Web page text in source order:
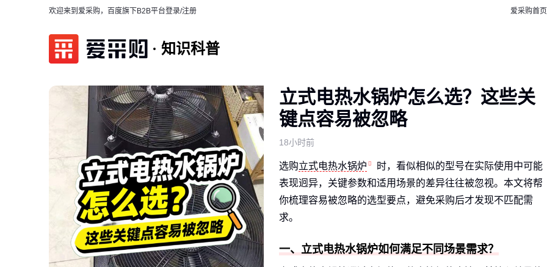
欢迎来到爱采购，百度旗下B2B平台登录/注册 爱采购首页
知识科普
立式电热水锅炉怎么选？这些关
键点容易被忽略
18小时前
选购立式电热水锅炉
时，看似相似的型号在实际使用中可能
表现迥异，关键参数和适用场景的差异往往被忽视。本文将帮
你梳理容易被忽略的选型要点，避免采购后才发现不匹配需
求。
一、立式电热水锅炉如何满足不同场景需求？